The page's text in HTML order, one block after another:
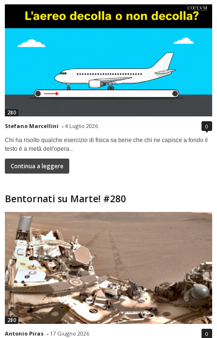
280
Stefano Marcellini - 4 Luglio 2026 0
Chi ha risolto qualche esercizio di fisica sa bene che chi ne capisce a fondo il
testo è a metà dell'opera...
Continua a leggere
Bentornati su Marte! #280
280
Antonio Piras - 17 Giugno 2026 0